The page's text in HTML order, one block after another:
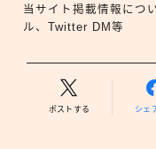
当サイト掲載情報につ
ル、Twitter DM等
ポストする シェ